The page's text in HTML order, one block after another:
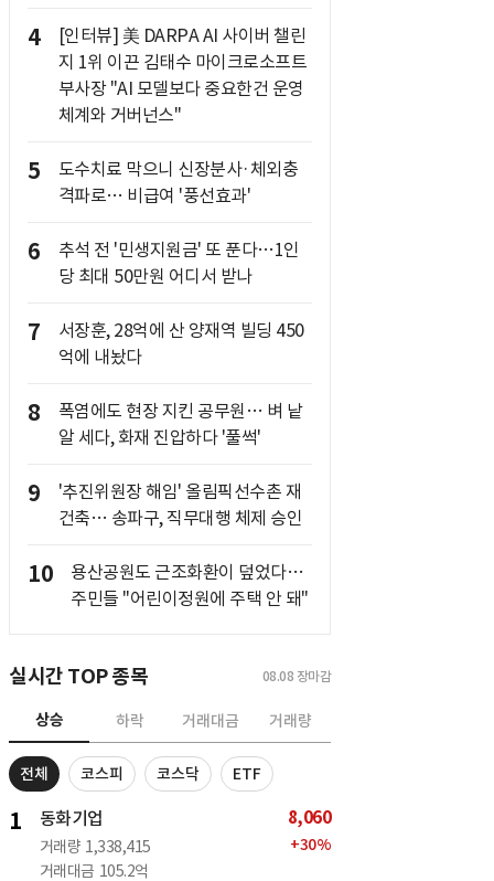
4
[인터뷰] 美 DARPA AI 사이버 챌린
지 1위 이끈 김태수 마이크로소프트
부사장 "AI 모델보다 중요한건 운영
체계와 거버넌스"
5
도수치료 막으니 신장분사·체외충
격파로… 비급여 '풍선효과'
6
추석 전 '민생지원금' 또 푼다…1인
당 최대 50만원 어디서 받나
7
서장훈, 28억에 산 양재역 빌딩 450
억에 내놨다
8
폭염에도 현장 지킨 공무원… 벼 낱
알 세다, 화재 진압하다 '풀썩'
9
'추진위원장 해임' 올림픽선수촌 재
건축… 송파구, 직무대행 체제 승인
10
용산공원도 근조화환이 덮었다…
주민들 "어린이정원에 주택 안 돼"
실시간 TOP 종목 08.08 장마감
상승 하락 거래대금 거래량
전체 코스피 코스닥 ETF
1 동화기업
거래량 1,338,415
거래대금 105.2억
8,060
+30%